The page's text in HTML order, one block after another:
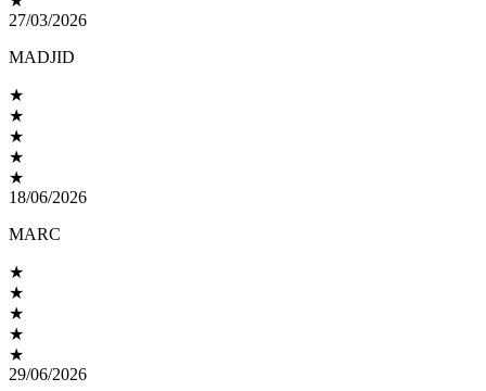
27/03/2026
MADJID
★
★
★
★
★
18/06/2026
MARC
★
★
★
★
★
29/06/2026